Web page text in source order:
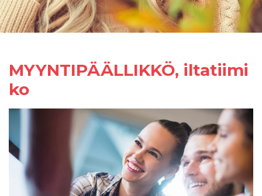
MYYNTIPÄÄLLIKKÖ, iltatiimi
ko